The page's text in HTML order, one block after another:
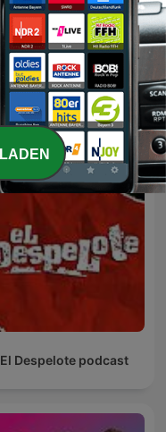
Kaulitz Hills - Senf aus
Hollywood
Podcasts
El Despelote podcast